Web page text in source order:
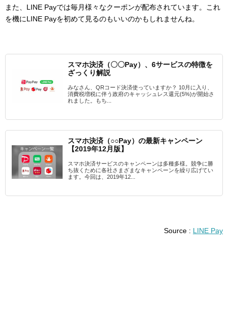
また、LINE Payでは毎月様々なクーポンが配布されています。これ
を機にLINE Payを初めて見るのもいいのかもしれませんね。
スマホ決済（〇〇Pay）、6サービスの特徴を
ざっくり解説
みなさん、QRコード決済使っていますか？ 10月に入り、
消費税増税に伴う政府のキャッシュレス還元(5%)が開始さ
れました。もち...
スマホ決済（○○Pay）の最新キャンペーン
【2019年12月版】
スマホ決済サービスのキャンペーンは多種多様。競争に勝
ち抜くために各社さまざまなキャンペーンを繰り広げてい
ます。今回は、2019年12...
Source : LINE Pay